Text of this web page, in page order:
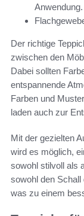
Anwendung.
Der richtige
zwischen den
Dabei sollten
entspannende
Farben und
laden auch zur
Mit der gezielten
wird es möglich,
sowohl stilvoll als
sowohl den Schall
was zu einem